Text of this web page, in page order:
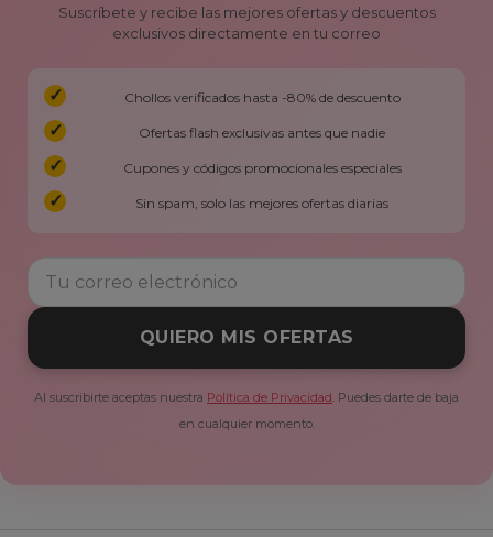
Suscríbete y recibe las mejores ofertas y descuentos
exclusivos directamente en tu correo
Chollos verificados hasta -80% de descuento
Ofertas flash exclusivas antes que nadie
Cupones y códigos promocionales especiales
Sin spam, solo las mejores ofertas diarias
QUIERO MIS OFERTAS
Al suscribirte aceptas nuestra Política de Privacidad . Puedes darte de baja
en cualquier momento.